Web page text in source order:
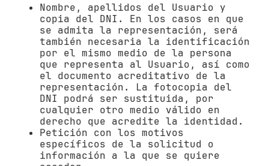
Nombre, apellidos del Usuario y
copia del DNI. En los casos en que
se admita la representación, será
también necesaria la identificación
por el mismo medio de la persona
que representa al Usuario, así como
el documento acreditativo de la
representación. La fotocopia del
DNI podrá ser sustituida, por
cualquier otro medio válido en
derecho que acredite la identidad.
Petición con los motivos
específicos de la solicitud o
información a la que se quiere